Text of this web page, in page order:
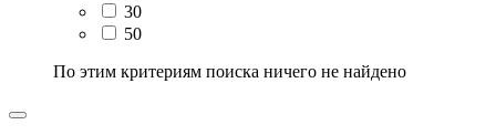
30
50
По этим критериям поиска ничего не найдено